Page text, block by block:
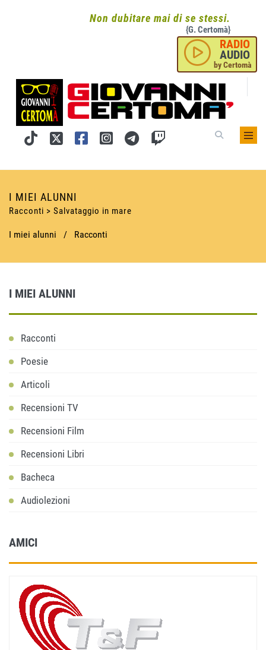
Non dubitare mai di se stessi.
{G. Certomà}
RADIO
AUDIO
by Certomà
I MIEI ALUNNI
Racconti > Salvataggio in mare
I miei alunni / Racconti
I MIEI ALUNNI
Racconti
Poesie
Articoli
Recensioni TV
Recensioni Film
Recensioni Libri
Bacheca
Audiolezioni
AMICI